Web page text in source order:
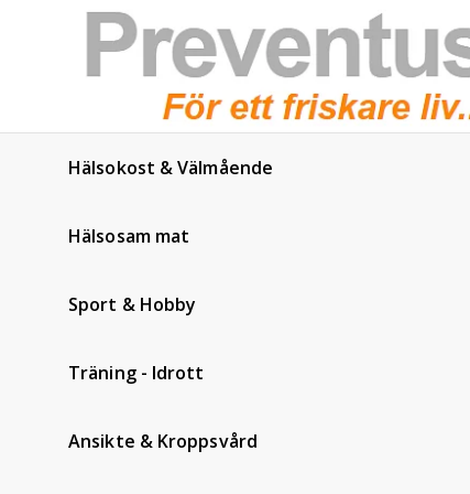
Hälsokost & Välmående
Hälsosam mat
Sport & Hobby
Träning - Idrott
Ansikte & Kroppsvård